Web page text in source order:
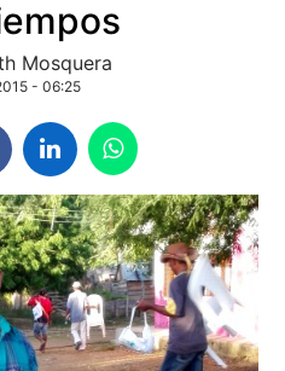
Mosquera
- 06:25